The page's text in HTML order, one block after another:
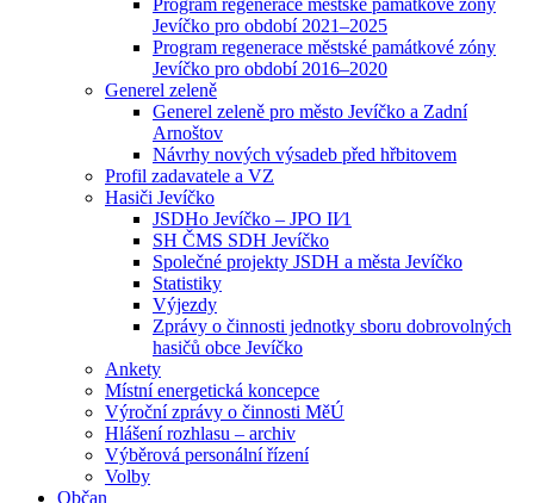
Program regenerace městské památkové zóny
Jevíčko pro období 2021–2025
Program regenerace městské památkové zóny
Jevíčko pro období 2016–2020
Generel zeleně
Generel zeleně pro město Jevíčko a Zadní
Arnoštov
Návrhy nových výsadeb před hřbitovem
Profil zadavatele a VZ
Hasiči Jevíčko
JSDHo Jevíčko – JPO II⁄1
SH ČMS SDH Jevíčko
Společné projekty JSDH a města Jevíčko
Statistiky
Výjezdy
Zprávy o činnosti jednotky sboru dobrovolných
hasičů obce Jevíčko
Ankety
Místní energetická koncepce
Výroční zprávy o činnosti MěÚ
Hlášení rozhlasu – archiv
Výběrová personální řízení
Volby
Občan